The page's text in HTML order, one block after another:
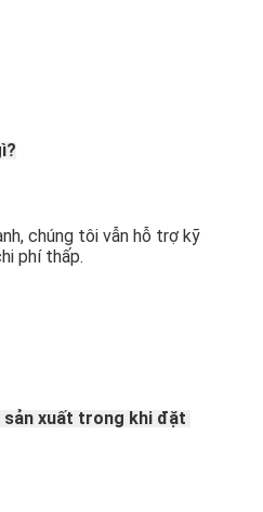
chúng tôi vẫn hỗ trợ kỹ
phí thấp.
sản xuất trong khi đặt